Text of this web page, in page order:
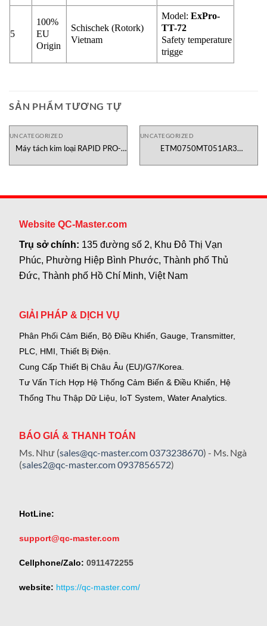
5
100%
EU
Origin
Schischek (Rotork)
Vietnam
Model:ExPro-
TT-72
Safety temperature
trigge
SẢN PHẨM TƯƠNG TỰ
UNCATEGORIZED
Máy tách kim loại RAPID PRO-
UNCATEGORIZED
ETM0750MT051AR3
vietnam
Website QC-Master.com
Trụ sở chính: 135 đường số 2, Khu Đô Thị Vạn
Phúc, Phường Hiệp Bình Phước, Thành phố Thủ
Đức, Thành phố Hồ Chí Minh, Việt Nam
GIẢI PHÁP & DỊCH VỤ
Phân Phối Cảm Biến, Bộ Điều Khiển, Gauge, Transmitter,
PLC, HMI, Thiết Bị Điện.
Cung Cấp Thiết Bị Châu Âu (EU)/G7/Korea.
Tư Vấn Tích Hợp Hệ Thống Cảm Biến & Điều Khiển, Hệ
Thống Thu Thập Dữ Liệu, IoT System, Water Analytics.
BÁO GIÁ & THANH TOÁN
Ms. Như (sales@qc-master.com0373238670) - Ms. Ngà
(sales2@qc-master.com0937856572)
HotLine:
support@qc-master.com
Cellphone/Zalo: 0911472255
website: https://qc-master.com/